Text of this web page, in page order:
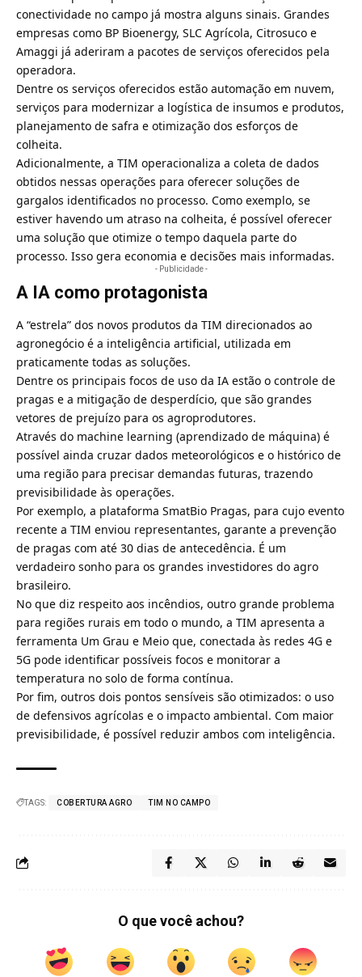
conectividade no campo já mostra alguns sinais. Grandes
empresas como BP Bioenergy, SLC Agrícola, Citrosuco e
Amaggi já aderiram a pacotes de serviços oferecidos pela
operadora.
Dentre os serviços oferecidos estão automação em nuvem,
serviços para modernizar a logística de insumos e produtos,
planejamento de safra e otimização dos esforços de
colheita.
Adicionalmente, a TIM operacionaliza a coleta de dados
obtidos nessas operações para oferecer soluções de
gargalos identificados no processo. Como exemplo, se
estiver havendo um atraso na colheita, é possível oferecer
uma solução que otimize o tempo daquela parte do
processo. Isso gera economia e decisões mais informadas.
- Publicidade -
A IA como protagonista
A “estrela” dos novos produtos da TIM direcionados ao
agronegócio é a inteligência artificial, utilizada em
praticamente todas as soluções.
Dentre os principais focos de uso da IA estão o controle de
pragas e a mitigação de desperdício, que são grandes
vetores de prejuízo para os agroprodutores.
Através do machine learning (aprendizado de máquina) é
possível ainda cruzar dados meteorológicos e o histórico de
uma região para precisar demandas futuras, trazendo
previsibilidade às operações.
Por exemplo, a plataforma SmatBio Pragas, para cujo evento
recente a TIM enviou representantes, garante a prevenção
de pragas com até 30 dias de antecedência. É um
verdadeiro sonho para os grandes investidores do agro
brasileiro.
No que diz respeito aos incêndios, outro grande problema
para regiões rurais em todo o mundo, a TIM apresenta a
ferramenta Um Grau e Meio que, conectada às redes 4G e
5G pode identificar possíveis focos e monitorar a
temperatura no solo de forma contínua.
Por fim, outros dois pontos sensíveis são otimizados: o uso
de defensivos agrícolas e o impacto ambiental. Com maior
previsibilidade, é possível reduzir ambos com inteligência.
TAGS: COBERTURA AGRO TIM NO CAMPO
O que você achou?